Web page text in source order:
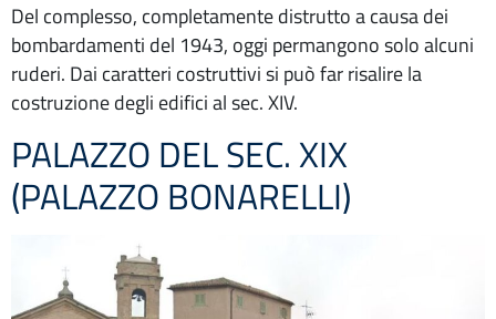
Del complesso, completamente distrutto a causa dei
bombardamenti del 1943, oggi permangono solo alcuni
ruderi. Dai caratteri costruttivi si può far risalire la
costruzione degli edifici al sec. XIV.
PALAZZO DEL SEC. XIX
(PALAZZO BONARELLI)